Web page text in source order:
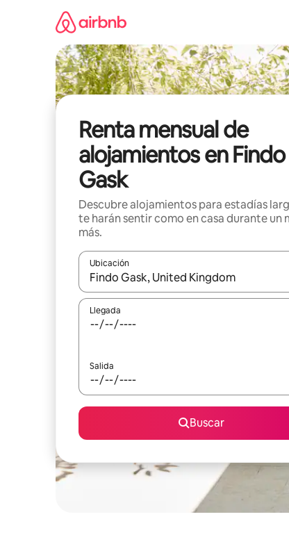
Renta mensual de
alojamientos en Findo
Gask
Descubre alojamientos para estadías
te harán sentir como en casa durante un
más.
Ubicación
Cuando los resultados estén disponibles,
Llegada
Salida
Buscar